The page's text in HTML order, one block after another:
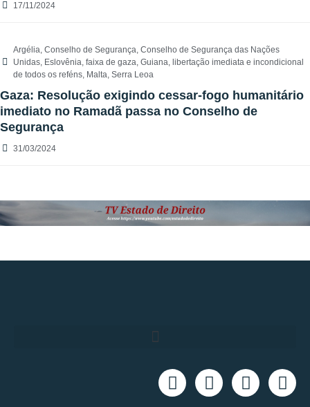
17/11/2024
Argélia, Conselho de Segurança, Conselho de Segurança das Nações
Unidas, Eslovênia, faixa de gaza, Guiana, libertação imediata e incondicional
de todos os reféns, Malta, Serra Leoa
Gaza: Resolução exigindo cessar-fogo humanitário
imediato no Ramadã passa no Conselho de
Segurança
31/03/2024